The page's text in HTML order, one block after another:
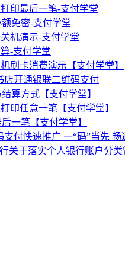
打印最后一笔-支付学堂
免密-支付学堂
机演示-支付学堂
-支付学堂
刷卡消费演示【支付学堂】
店开通银联二维码支付
算方式【支付学堂】
印任意一笔【支付学堂】
一笔【支付学堂】
支付快速推广 一“码”当先 畅
关于落实个人银行账户分类